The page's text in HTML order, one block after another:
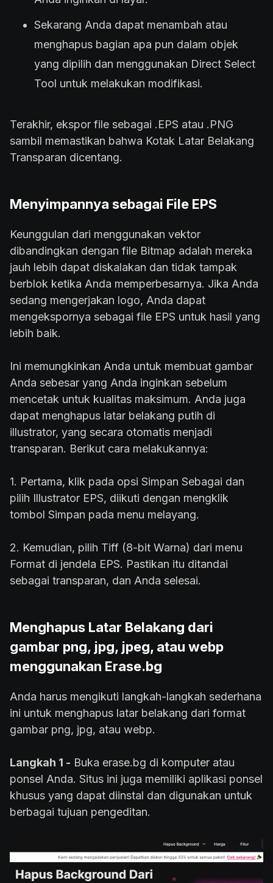
Sekarang Anda dapat menambah atau
menghapus bagian apa pun dalam objek
yang dipilih dan menggunakan Direct Select
Tool untuk melakukan modifikasi.
Terakhir, ekspor file sebagai .EPS atau .PNG
sambil memastikan bahwa Kotak Latar Belakang
Transparan dicentang.
Menyimpannya sebagai File EPS
Keunggulan dari menggunakan vektor
dibandingkan dengan file Bitmap adalah mereka
jauh lebih dapat diskalakan dan tidak tampak
berblok ketika Anda memperbesarnya. Jika Anda
sedang mengerjakan logo, Anda dapat
mengekspornya sebagai file EPS untuk hasil yang
lebih baik.
Ini memungkinkan Anda untuk membuat gambar
Anda sebesar yang Anda inginkan sebelum
mencetak untuk kualitas maksimum. Anda juga
dapat menghapus latar belakang putih di
illustrator, yang secara otomatis menjadi
transparan. Berikut cara melakukannya:
1. Pertama, klik pada opsi Simpan Sebagai dan
pilih Illustrator EPS, diikuti dengan mengklik
tombol Simpan pada menu melayang.
2. Kemudian, pilih Tiff (8-bit Warna) dari menu
Format di jendela EPS. Pastikan itu ditandai
sebagai transparan, dan Anda selesai.
Menghapus Latar Belakang dari
gambar png, jpg, jpeg, atau webp
menggunakan Erase.bg
Anda harus mengikuti langkah-langkah sederhana
ini untuk menghapus latar belakang dari format
gambar png, jpg, atau webp.
Langkah 1 - Buka erase.bg di komputer atau
ponsel Anda. Situs ini juga memiliki aplikasi ponsel
khusus yang dapat diinstal dan digunakan untuk
berbagai tujuan pengeditan.